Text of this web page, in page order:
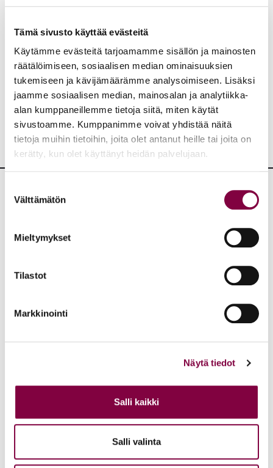
Tämä sivusto käyttää evästeitä
Käytämme evästeitä tarjoamamme sisällön ja mainosten
räätälöimiseen, sosiaalisen median ominaisuuksien
tukemiseen ja kävijämäärämme analysoimiseen. Lisäksi
jaamme sosiaalisen median, mainosalan ja analytiikka-
alan kumppaneillemme tietoja siitä, miten käytät
sivustoamme. Kumppanimme voivat yhdistää näitä
tietoja muihin tietoihin, joita olet antanut heille tai joita on
kerätty, kun olet käyttänyt heidän palvelujaan.
valinta
Välttämätön
Mieltymykset
Tilastot
Markkinointi
Näytä tiedot
Salli kaikki
Salli valinta
Aiheet:
JAA:
Lisää uutisia
KAIKKI UUTISET
Uutiset 4.8.2026
kustannuksella